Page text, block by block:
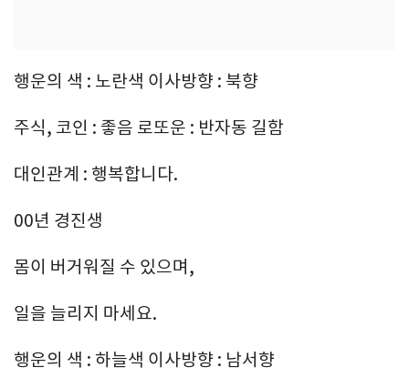
행운의 색 : 노란색 이사방향 : 북향
주식, 코인 : 좋음 로또운 : 반자동 길함
대인관계 : 행복합니다.
00년 경진생
몸이 버거워질 수 있으며,
일을 늘리지 마세요.
행운의 색 : 하늘색 이사방향 : 남서향